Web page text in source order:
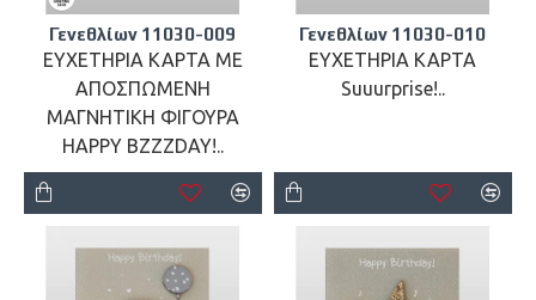
Γενεθλίων 11030-009
ΕΥΧΕΤΗΡΙΑ ΚΑΡΤΑ ΜΕ
ΑΠΟΣΠΩΜΕΝΗ
ΜΑΓΝΗΤΙΚΗ ΦΙΓΟΥΡΑ
HAPPY BZZZDAY!..
Γενεθλίων 11030-010
ΕΥΧΕΤΗΡΙΑ ΚΑΡΤΑ
Suuurprise!..